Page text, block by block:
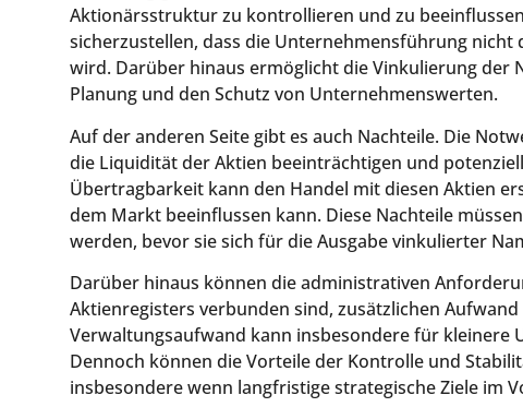
Aktionärsstruktur zu kontrollieren und zu
sicherzustellen, dass die Unternehmensführung
wird. Darüber hinaus ermöglicht die Vinkulierung der
Planung und den Schutz von Unternehmenswerten.
Auf der anderen Seite gibt es auch Nachteile. Die
die Liquidität der Aktien beeinträchtigen und
Übertragbarkeit kann den Handel mit diesen Aktien
dem Markt beeinflussen kann. Diese Nachteile
werden, bevor sie sich für die Ausgabe vinkulierter
Darüber hinaus können die administrativen
Aktienregisters verbunden sind, zusätzlichen
Verwaltungsaufwand kann insbesondere für kleinere
Dennoch können die Vorteile der Kontrolle und
insbesondere wenn langfristige strategische Ziele im